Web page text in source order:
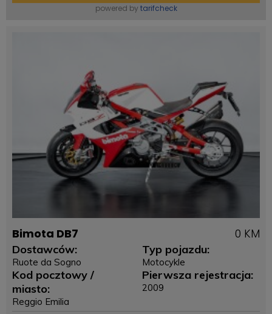
powered by tarifcheck
Bimota DB7 0 KM
Dostawców:
Ruote da Sogno
Kod pocztowy /
miasto:
Reggio Emilia
Typ pojazdu:
Motocykle
Pierwsza rejestracja:
2009